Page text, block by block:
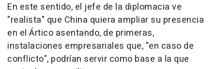
En este sentido, el jefe de la diplomacia ve
"realista" que China quiera ampliar su presencia
en el Ártico asentando, de primeras,
instalaciones empresariales que, "en caso de
conflicto", podrían servir como base a la que